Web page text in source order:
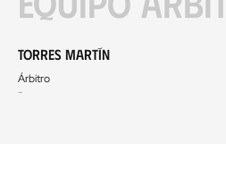
Torres Martín
Árbitro
-